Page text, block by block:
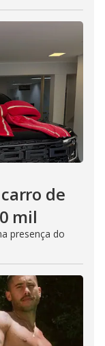
de
mil
presença do